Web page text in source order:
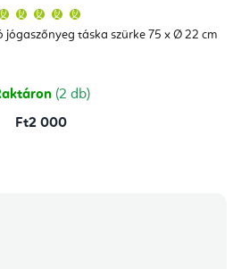
jógaszőnyeg táska szürke 75 x Ø 22 cm
átlagos
értékelése
csillag.
(2 db)
Ft2 000